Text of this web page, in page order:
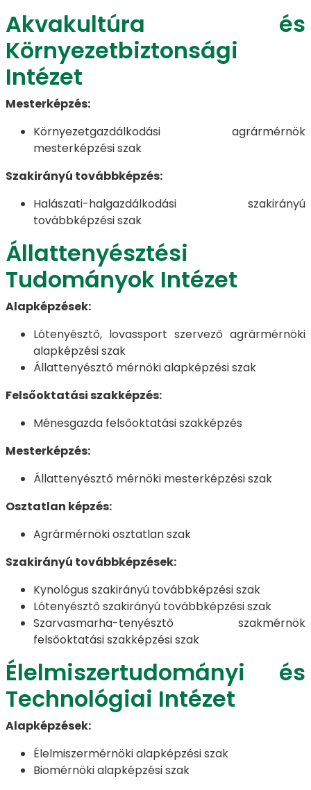
Akvakultúra és
Környezetbiztonsági
Intézet
Mesterképzés:
Környezetgazdálkodási agrármérnök
mesterképzési szak
Szakirányú továbbképzés:
Halászati-halgazdálkodási szakirányú
továbbképzési szak
Állattenyésztési
Tudományok Intézet
Alapképzések:
Lótenyésztő, lovassport szervező agrármérnöki
alapképzési szak
Állattenyésztő mérnöki alapképzési szak
Felsőoktatási szakképzés:
Ménesgazda felsőoktatási szakképzés
Mesterképzés:
Állattenyésztő mérnöki mesterképzési szak
Osztatlan képzés:
Agrármérnöki osztatlan szak
Szakirányú továbbképzések:
Kynológus szakirányú továbbképzési szak
Lótenyésztő szakirányú továbbképzési szak
Szarvasmarha-tenyésztő szakmérnök
felsőoktatási szakképzési szak
Élelmiszertudományi és
Technológiai Intézet
Alapképzések:
Élelmiszermérnöki alapképzési szak
Biomérnöki alapképzési szak